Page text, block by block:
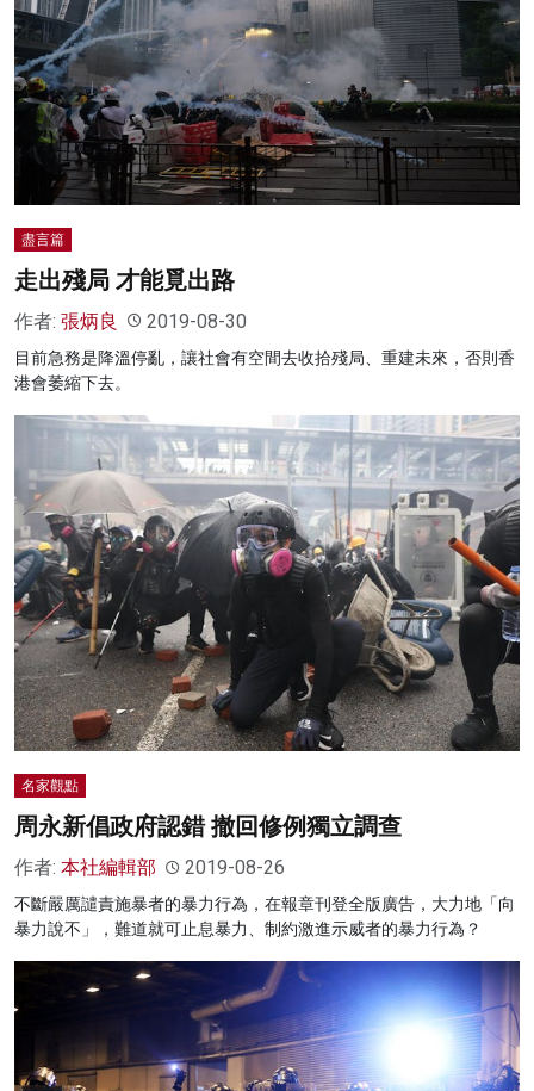
盡言篇
走出殘局 才能覓出路
作者: 張炳良 2019-08-30
目前急務是降溫停亂，讓社會有空間去收拾殘局、重建未來，否則香
港會萎縮下去。
名家觀點
周永新倡政府認錯 撤回修例獨立調查
作者: 本社編輯部 2019-08-26
不斷嚴厲譴責施暴者的暴力行為，在報章刊登全版廣告，大力地「向
暴力說不」，難道就可止息暴力、制約激進示威者的暴力行為？